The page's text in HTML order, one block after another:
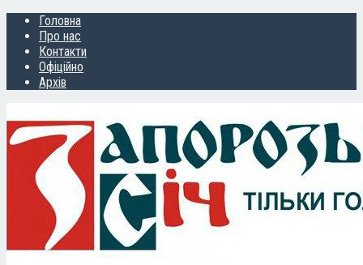
Головна
Про нас
Контакти
Офіційно
Архів